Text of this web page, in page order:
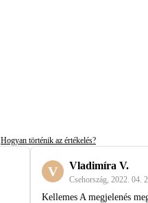
Hogyan történik az értékelés?
V Vladimíra V.
Csehország 2022. 04.
Kellemes A megjelenés